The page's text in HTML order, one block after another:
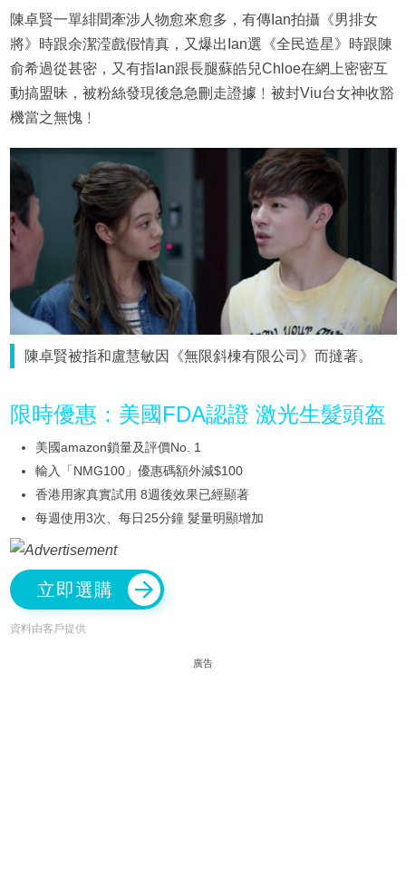
陳卓賢一單緋聞牽涉人物愈來愈多，有傳Ian拍攝《男排女
將》時跟余潔滢戲假情真，又爆出Ian選《全民造星》時跟陳
俞希過從甚密，又有指Ian跟長腿蘇皓兒Chloe在網上密密互
動搞盟昧，被粉絲發現後急急刪走證據﹗被封Viu台女神收豁
機當之無愧﹗
陳卓賢被指和盧慧敏因《無限斜棟有限公司》而撻著。
限時優惠：美國FDA認證 激光生髮頭盔
美國amazon鎖量及評價No. 1
輸入「NMG100」優惠碼額外減$100
香港用家真實試用 8週後效果已經顯著
每週使用3次、每日25分鐘 髮量明顯增加
立即選購
資料由客戶提供
廣告